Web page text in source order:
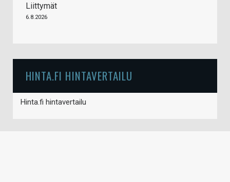
Liittymät
6.8.2026
HINTA.FI HINTAVERTAILU
Hinta.fi hintavertailu